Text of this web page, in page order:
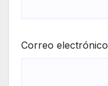
Correo electrónico